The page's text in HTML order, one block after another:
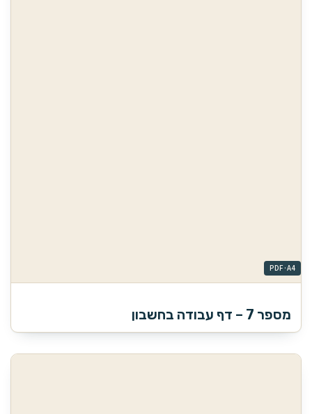
מספר 7 – דף עבודה בחשבון